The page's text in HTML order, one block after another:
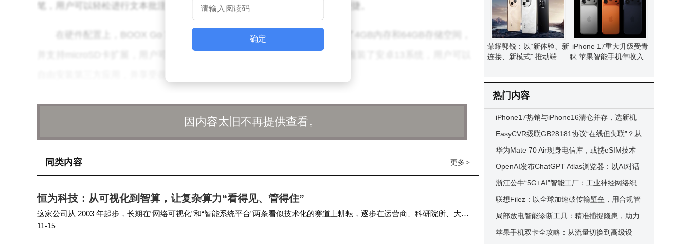
笔，用户可以轻松进行文本批注、划重点或记录灵感，实现了无纸化办公的便捷。
在硬件配置上，BOOX Go 7系列电纸书同样不容小觑。两款产品均搭载了4GB内存和64GB存储空间，
目前，BOOX Go 7系列电纸书中的Go7已经在美国上市，售价为249.99美元（约合1822元人民币）。
而Go Color 7（第二代）则尚未上市，但预计在美国的售价为279.99美元（约合2041元人民币）。尽管这
BOOX Go 7系列电纸书的推出，不仅为读者提供了更加丰富的阅读选择，也展示了文石公司在电纸书
领域的创新能力和技术实力。相信随着这两款产品的上市和推广，文石公司将在电纸书市场占据更加重要
的位置。
确定
因内容太旧不再提供查看。
更多 >
同类内容
恒为科技：从可视化到智算，让复杂算力“看得见、管得住”
这家公司从 2003 年起步，长期在“网络可视化”和“智能系统平台”两条看似技术化的赛道上耕耘，逐步在运营商、科研院所、大型
行业客户中建立信任与交付能力。它不像爆款公司那样靠一款产品跑路，而是靠一条条项目、…
11-15
荣耀郭锐：以“新体验、新
连接、新模式” 推动端侧A
iPhone 17重大升级受青
睐 苹果智能手机年收入有
热门内容
iPhone17热销与iPhone16清仓并存，选新机
尝鲜还是老款捡漏？
EasyCVR级联GB28181协议“在线但失联”？从
端口差异入手破解订阅无响应难题
华为Mate 70 Air现身电信库，或携eSIM技术
加入竞争与苹果同赛道角逐
OpenAI发布ChatGPT Atlas浏览器：以AI对话
重塑网络浏览新体验
浙江公牛“5G+AI”智能工厂：工业神经网络织
就，每2秒产一品效率领跑
联想Filez：以全球加速破传输壁垒，用合规管
控守数据主权
局部放电智能诊断工具：精准捕捉隐患，助力
电力系统安全稳定运行
苹果手机双卡全攻略：从流量切换到高级设